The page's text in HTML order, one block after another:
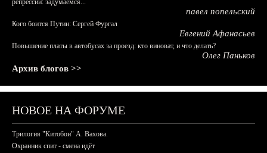
репрессий: задумаемся...
павел попельский
Кого боится Путин: Сергей Фургал
Евгений Афанасьев
Повышение платы в автобусах за проезд: кто виноват, и что делать?
Олег Паньков
Архив блогов >>
НОВОЕ НА ФОРУМЕ
Трилогия "Китобои" А. Вахова.
Охранник спит - смена идёт